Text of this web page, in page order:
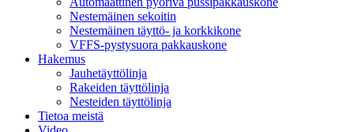
Nestemäinen sekoitin
Nestemäinen täyttö- ja korkkikone
VFFS-pystysuora pakkauskone
Hakemus
Jauhetäyttölinja
Rakeiden täyttölinja
Nesteiden täyttölinja
Tietoa meistä